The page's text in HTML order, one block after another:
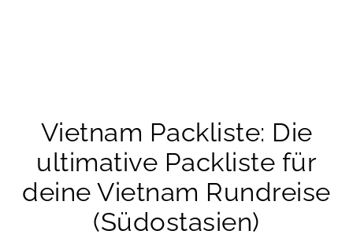
Vietnam Packliste: Die
ultimative Packliste für
deine Vietnam Rundreise
(Südostasien)